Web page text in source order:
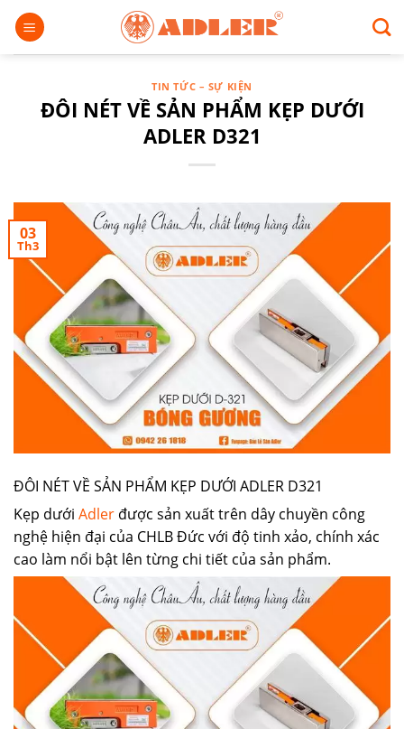
Chuyển
đến
nội
TIN TỨC – SỰ KIỆN
ĐÔI NÉT VỀ SẢN PHẨM KẸP DƯỚI
ADLER D321
03
Th3
ĐÔI NÉT VỀ SẢN PHẨM KẸP DƯỚI ADLER D321
Kẹp dưới Adler được sản xuất trên dây chuyền công
nghệ hiện đại của CHLB Đức với độ tinh xảo, chính xác
cao làm nổi bật lên từng chi tiết của sản phẩm.